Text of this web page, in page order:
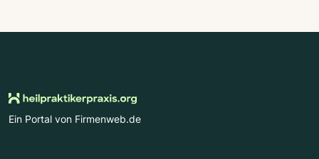
Ein Portal von Firmenweb.de